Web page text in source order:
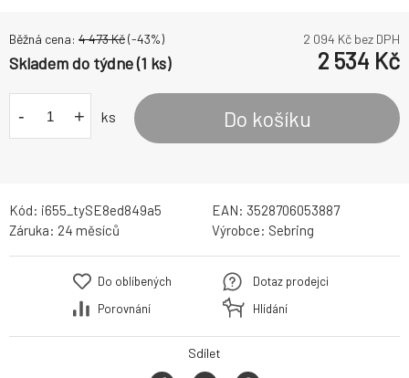
Běžná cena: 4 473Kč(-43%) 2 094 Kč bez DPH
Skladem do týdne (1 ks) 2 534 Kč
- + ks Do košíku
Kód: i655_tySE8ed849a5 EAN: 3528706053887
Záruka: 24 měsíců Výrobce: Sebring
Do oblíbených
Porovnání
Dotaz prodejci
Hlídání
Sdílet